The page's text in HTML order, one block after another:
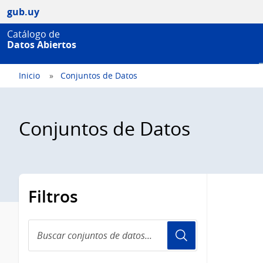
gub.uy
Catálogo de
Datos Abiertos
Inicio Conjuntos de Datos
Conjuntos de Datos
Filtros
conjuntos
de